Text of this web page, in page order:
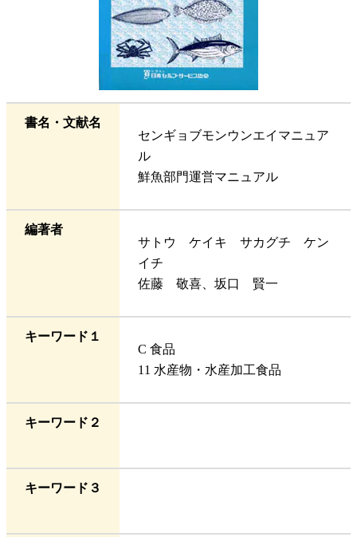
書名・文献名
センギョブモンウンエイマニュア
ル
鮮魚部門運営マニュアル
編著者
サトウ ケイキ サカグチ ケン
イチ
佐藤 敬喜、坂口 賢一
キーワード１
C 食品
11 水産物・水産加工食品
キーワード２
キーワード３